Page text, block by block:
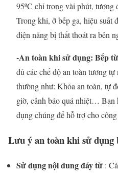
95ºC chỉ trong vài phút, tương
Trong khi, ở bếp ga, hiệu suất
điện năng bị thất thoát ra bên
-An toàn khi sử dụng: Bếp
đủ các chế độ an toàn tương
thường như: Khóa an toàn, tự
giờ, cảnh báo quá nhiệt… Bạn
dụng chúng để hỗ trợ cho
Lưu ý an toàn khi sử dụng
Sử dụng nội dung đáy từ :